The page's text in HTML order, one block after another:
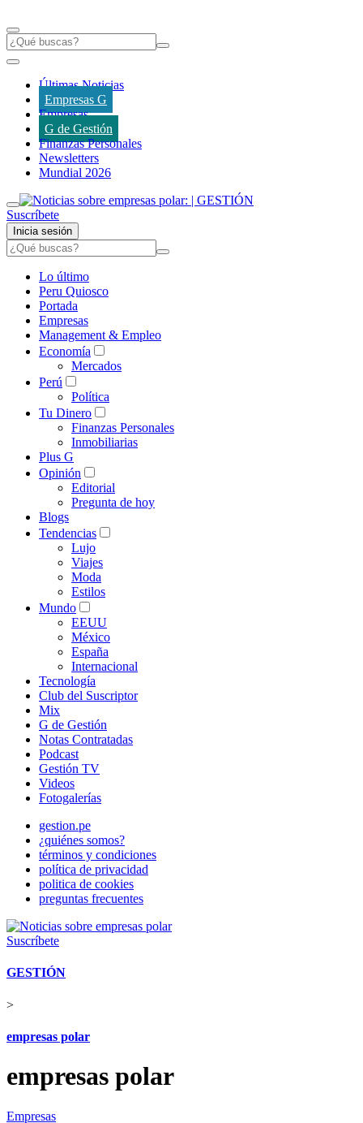
Últimas Noticias
Empresas G
Empresas
G de Gestión
Finanzas Personales
Newsletters
Mundial 2026
Suscríbete
Inicia sesión
Lo último
Peru Quiosco
Portada
Empresas
Management & Empleo
Economía
Mercados
Perú
Política
Tu Dinero
Finanzas Personales
Inmobiliarias
Plus G
Opinión
Editorial
Pregunta de hoy
Blogs
Tendencias
Lujo
Viajes
Moda
Estilos
Mundo
EEUU
México
España
Internacional
Tecnología
Club del Suscriptor
Mix
G de Gestión
Notas Contratadas
Podcast
Gestión TV
Videos
Fotogalerías
gestion.pe
¿quiénes somos?
términos y condiciones
política de privacidad
politica de cookies
preguntas frecuentes
Suscríbete
GESTIÓN
>
empresas polar
empresas polar
Empresas